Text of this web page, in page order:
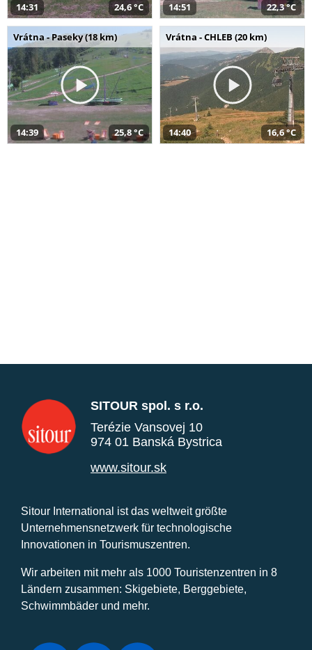
14:31 24,6 °C 14:51 22,3 °C
Vrátna - Paseky (18 km)
14:39 25,8 °C
Vrátna - CHLEB (20 km)
14:40 16,6 °C
SITOUR spol. s r.o.
Terézie Vansovej 10
974 01 Banská Bystrica
www.sitour.sk
Sitour International ist das weltweit größte
Unternehmensnetzwerk für technologische
Innovationen in Tourismuszentren.
Wir arbeiten mit mehr als 1000 Touristenzentren in 8
Ländern zusammen: Skigebiete, Berggebiete,
Schwimmbäder und mehr.